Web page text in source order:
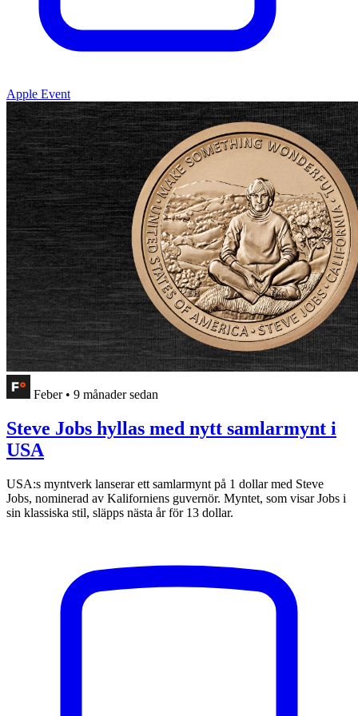
Apple Event
Feber • 9 månader sedan
Steve Jobs hyllas med nytt samlarmynt i
USA
USA:s myntverk lanserar ett samlarmynt på 1 dollar med Steve
Jobs, nominerad av Kaliforniens guvernör. Myntet, som visar Jobs i
sin klassiska stil, släpps nästa år för 13 dollar.